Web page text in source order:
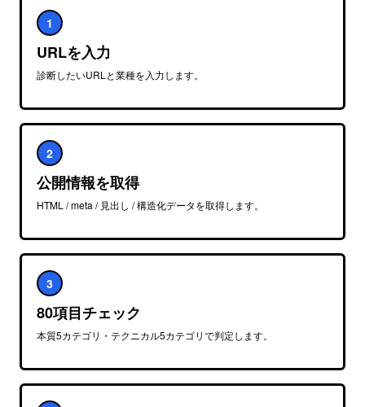
1
URLを入力
診断したいURLと業種を入力します。
2
公開情報を取得
HTML / meta / 見出し / 構造化データを取得します。
3
80項目チェック
本質5カテゴリ・テクニカル5カテゴリで判定します。